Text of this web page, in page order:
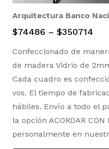
Arquitectura Banco
$74486 – $350714
Confeccionado de
de madera Vidrio de
Cada cuadro es
vos. El tiempo de
hábiles. Envío a todo el
la opción ACORDAR
personalmente en